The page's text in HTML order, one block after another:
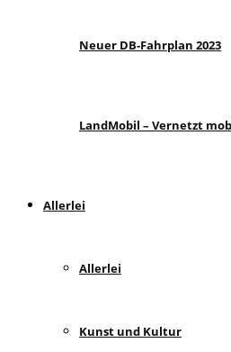
Neuer DB-Fahrplan 2023
LandMobil – Vernetzt
Allerlei
Allerlei
Kunst und Kultur